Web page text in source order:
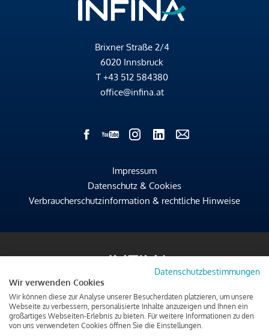
Brixner Straße 2/4
6020 Innsbruck
T +43 512 584380
office@infina.at
Impressum
Datenschutz & Cookies
Verbraucherschutzinformation & rechtliche Hinweise
Datenschutzbestimmungen
Wir verwenden Cookies
Wir können diese zur Analyse unserer Besucherdaten platzieren, um unsere
Webseite zu verbessern, personalisierte Inhalte anzuzeigen und Ihnen ein
großartiges Webseiten-Erlebnis zu bieten. Für weitere Informationen zu den
von uns verwendeten Cookies öffnen Sie die Einstellungen.